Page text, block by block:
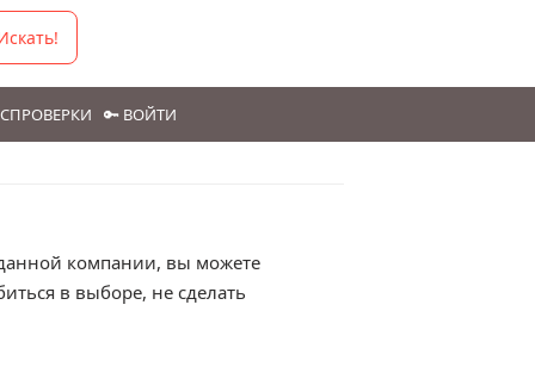
🔑 ВОЙТИ
компании, вы можете
в выборе, не сделать